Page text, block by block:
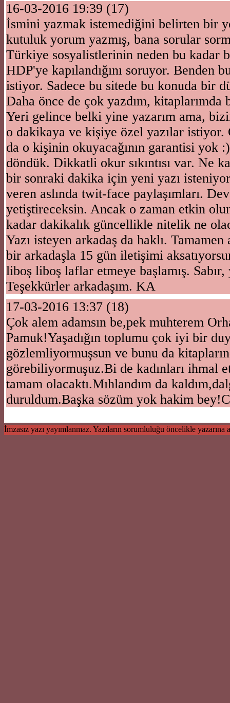
16-03-2016 19:39 (17)
İsmini yazmak istemediğini belirten bir
kutuluk yorum yazmış, bana sorular
Türkiye sosyalistlerinin neden bu kadar
HDP'ye kapılandığını soruyor. Benden
istiyor. Sadece bu sitede bu konuda bir
Daha önce de çok yazdım, kitaplarımda
Yeri gelince belki yine yazarım ama,
o dakikaya ve kişiye özel yazılar istiyor.
da o kişinin okuyacağının garantisi yok
döndük. Dikkatli okur sıkıntısı var. Ne
bir sonraki dakika için yeni yazı
veren aslında twit-face paylaşımları.
yetiştireceksin. Ancak o zaman etkin
kadar dakikalık güncellikle nitelik ne
Yazı isteyen arkadaş da haklı. Tamamen
bir arkadaşla 15 gün iletişimi
liboş liboş laflar etmeye başlamış. Sabır,
Teşekkürler arkadaşım. KA
17-03-2016 13:37 (18)
Çok alem adamsın be,pek muhterem
Pamuk!Yaşadığın toplumu çok iyi bir
gözlemliyormuşsun ve bunu da
görebiliyormuşuz.Bi de kadınları ihmal
tamam olacaktı.Mıhlandım da
duruldum.Başka sözüm yok hakim
İmzasız yazı yayımlanmaz. Yazıların sorumluluğu öncelikle yazarına